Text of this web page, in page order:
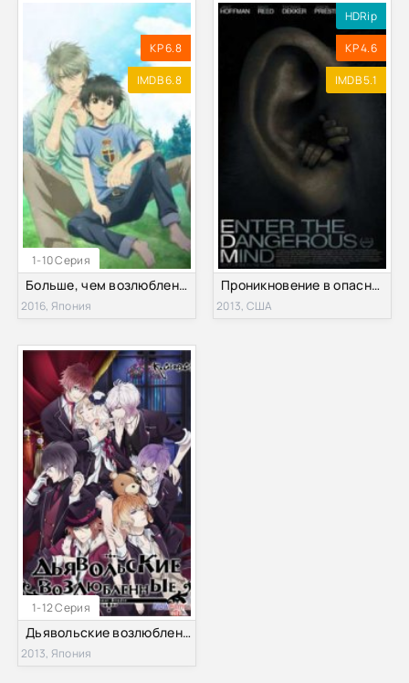
1-10 Серия
KP 6.8
IMDB 6.8
Больше, чем возлюбленные (2016)
2016, Япония
HDRip
KP 4.6
IMDB 5.1
Проникновение в опасный разум (2013)
2013, США
1-12 Серия
Дьявольские возлюбленные / Возлюбленные Дьявола (2013)
2013, Япония